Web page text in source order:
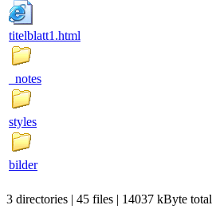
titelblatt1.html
_notes
styles
bilder
3 directories | 45 files | 14037 kByte total